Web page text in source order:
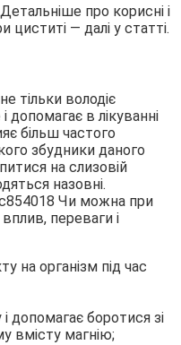
про корисні і
циститі — далі у статті.
тільки володіє
в лікуванні
більш частого
збудники даного
на слизовій
назовні.
на організм під час
допомагає боротися зі
вмісту магнію;